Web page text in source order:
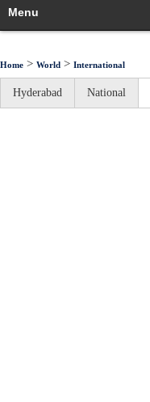
Menu
Home > World > International
Hyderabad National